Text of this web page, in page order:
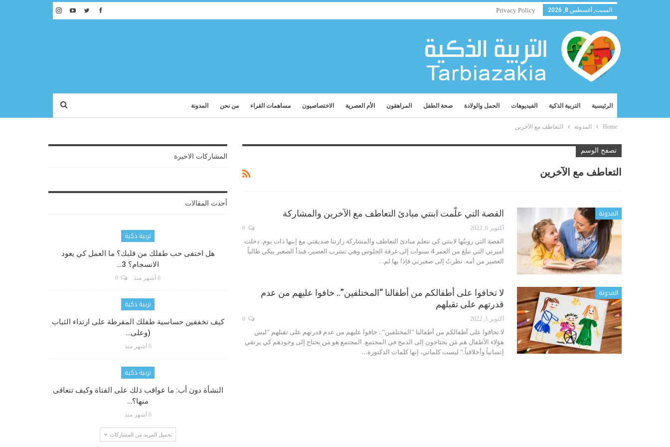
السبت, أغسطس 8, 2026 Privacy Policy
الرئيسية التربية الذكية الفيديوهات الحمل والولادة صحة الطفل المراهقون الأم العصرية الاختصاصيون مساهمات القراء من نحن المدونة
Home المدونة التعاطف مع الآخرين
تصفح الوسم
التعاطف مع الآخرين
المدونة القصة التي علّمت ابنتي مبادئ التعاطف مع الآخرين والمشاركة
أكتوبر 6, 2022
القصة التي رويتُها لابنتي كي تتعلم مبادئ التعاطف والمشاركة زارتنا صديقتي مع إبنها ذات يوم. دخلت
أميرتي التي تبلغ من العمر 4 سنوات إلى غرفة الجلوس وهي تشرب العصير، فبدأ الصغير يبكي طالباً
العصير من أمه. نظرتُ إلى صغيرتي فإذا بها لم…
المدونة
لا تخافوا على أطفالكم من أطفالنا “المختلفين”.. خافوا عليهم من عدم
قدرتهم على تقبلهم
أكتوبر 1, 2022
لا تخافوا على أطفالكم من أطفالنا "المختلفين".. خافوا عليهم من عدم قدرتهم على تقبلهم "ليس
هؤلاء الأطفال هم مَن يحتاجون إلى الدمج في المجتمع. المجتمع هو مَن يحتاج إلى وجودهم كي يرتقي
إنسانياً وأخلاقياً." ليست كلماتي، إنها كلمات الدكتورة…
المشاركات الاخيرة
أحدث المقالات
تربية ذكية
هل اختفى حب طفلك من قلبك؟ ما العمل كي يعود
الانسجام؟ 3…
6 أشهر منذ
تربية ذكية
كيف تخففين حساسية طفلك المفرطة على ارتداء الثياب
(وعلى…
6 أشهر منذ
تربية ذكية
النشأة دون أب: ما عواقب ذلك على الفتاة وكيف تتعافى
منها؟…
6 أشهر منذ
تحميل المزيد من المشاركات